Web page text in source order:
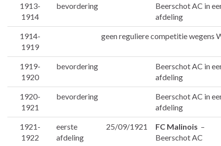
1913-
1914
bevordering
Beerschot AC in
afdeling
1914-
1919
geen reguliere competitie wegens
1919-
1920
bevordering
Beerschot AC in
afdeling
1920-
1921
bevordering
Beerschot AC in
afdeling
1921-
1922
eerste
afdeling
25/09/1921 FC Malinois –
Beerschot AC